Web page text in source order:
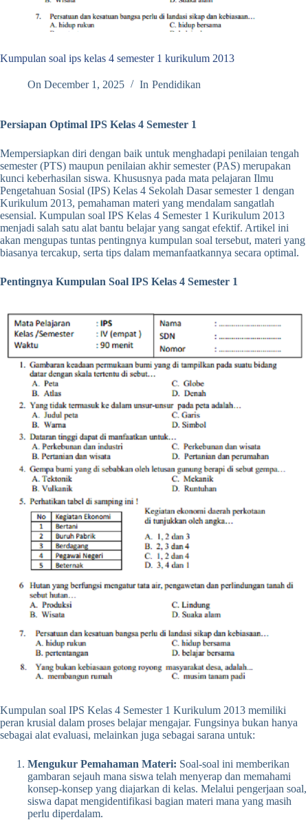
Kumpulan soal ips kelas 4 semester 1 kurikulum 2013
On December 1, 2025 In Pendidikan
Persiapan Optimal IPS Kelas 4 Semester 1
Mempersiapkan diri dengan baik untuk menghadapi penilaian tengah
semester (PTS) maupun penilaian akhir semester (PAS) merupakan
kunci keberhasilan siswa. Khususnya pada mata pelajaran Ilmu
Pengetahuan Sosial (IPS) Kelas 4 Sekolah Dasar semester 1 dengan
Kurikulum 2013, pemahaman materi yang mendalam sangatlah
esensial. Kumpulan soal IPS Kelas 4 Semester 1 Kurikulum 2013
menjadi salah satu alat bantu belajar yang sangat efektif. Artikel ini
akan mengupas tuntas pentingnya kumpulan soal tersebut, materi yang
biasanya tercakup, serta tips dalam memanfaatkannya secara optimal.
Pentingnya Kumpulan Soal IPS Kelas 4 Semester 1
Kumpulan soal IPS Kelas 4 Semester 1 Kurikulum 2013 memiliki
peran krusial dalam proses belajar mengajar. Fungsinya bukan hanya
sebagai alat evaluasi, melainkan juga sebagai sarana untuk:
Mengukur Pemahaman Materi: Soal-soal ini memberikan
gambaran sejauh mana siswa telah menyerap dan memahami
konsep-konsep yang diajarkan di kelas. Melalui pengerjaan soal,
siswa dapat mengidentifikasi bagian materi mana yang masih
perlu diperdalam.